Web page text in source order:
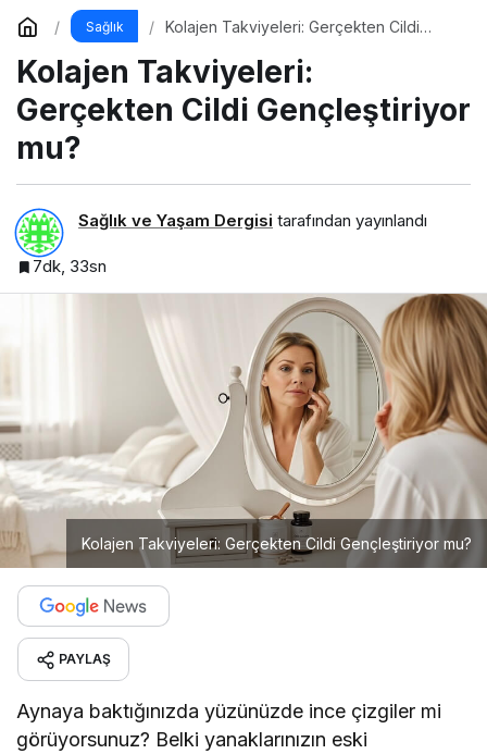
Sağlık
Kolajen Takviyeleri: Gerçekten Cildi
Kolajen Takviyeleri:
Gerçekten Cildi Gençleştiriyor
mu?
Sağlık ve Yaşam Dergisi tarafından yayınlandı
7dk, 33sn
Kolajen Takviyeleri: Gerçekten Cildi Gençleştiriyor mu?
PAYLAŞ
Aynaya baktığınızda yüzünüzde ince çizgiler mi
görüyorsunuz? Belki yanaklarınızın eski